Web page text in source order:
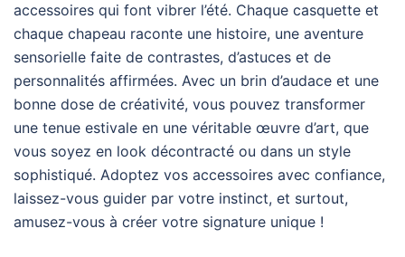
accessoires qui font vibrer l’été. Chaque casquette et
chaque chapeau raconte une histoire, une aventure
sensorielle faite de contrastes, d’astuces et de
personnalités affirmées. Avec un brin d’audace et une
bonne dose de créativité, vous pouvez transformer
une tenue estivale en une véritable œuvre d’art, que
vous soyez en look décontracté ou dans un style
sophistiqué. Adoptez vos accessoires avec confiance,
laissez-vous guider par votre instinct, et surtout,
amusez-vous à créer votre signature unique !